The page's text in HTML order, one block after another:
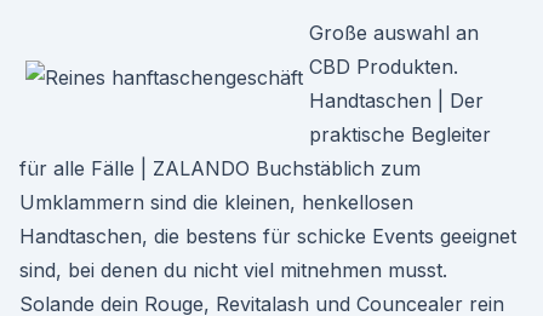
Große auswahl an
CBD Produkten.
Handtaschen | Der
praktische Begleiter
für alle Fälle | ZALANDO Buchstäblich zum
Umklammern sind die kleinen, henkellosen
Handtaschen, die bestens für schicke Events geeignet
sind, bei denen du nicht viel mitnehmen musst.
Solande dein Rouge, Revitalash und Councealer rein